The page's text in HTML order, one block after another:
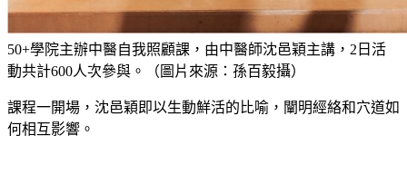
50+學院主辦中醫自我照顧課，由中醫師沈邑穎主講，2日活
動共計600人次參與。（圖片來源：孫百毅攝）
課程一開場，沈邑穎即以生動鮮活的比喻，闡明經絡和穴道如
何相互影響。